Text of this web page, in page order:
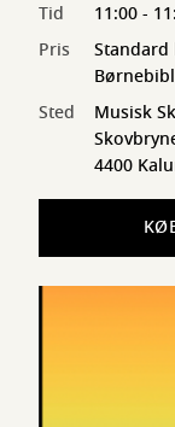
Tid
11:00 -
Pris
Standard
Sted
Musisk
4400